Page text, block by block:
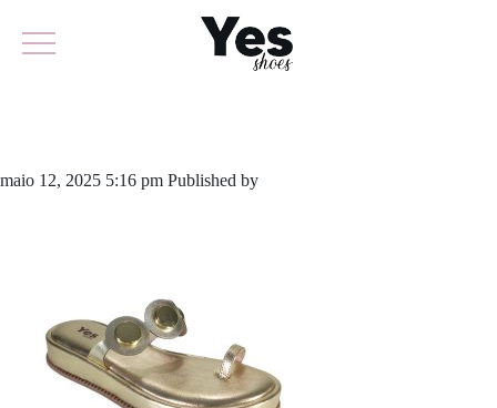
maio 12, 2025 5:16 pm Published by